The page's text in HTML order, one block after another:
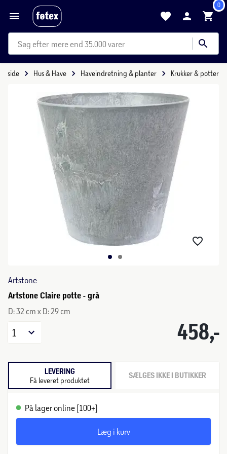
0
mere end 35.000 varer
Hus & Have Haveindretning & planter Krukker & potter
Artstone
Artstone Claire potte - grå
D: 32 cm x D: 29 cm
458,-
1
LEVERING
Få leveret produktet SÆLGES IKKE I BUTIKKER
På lager online (100+)
Læg i kurv